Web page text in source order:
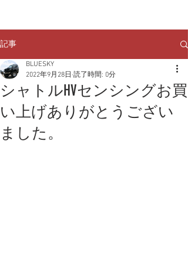
記事
シャトルHVセンシングお買
い上げありがとうござい
ました。
BLUESKY
2022年9月28日 読了時間: 0分